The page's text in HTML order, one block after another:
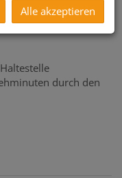
durch den
Alle akzeptieren